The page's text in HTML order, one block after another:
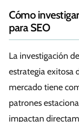
Cómo
para SEO
La investigación
estrategia exitosa
mercado tiene
patrones
impactan